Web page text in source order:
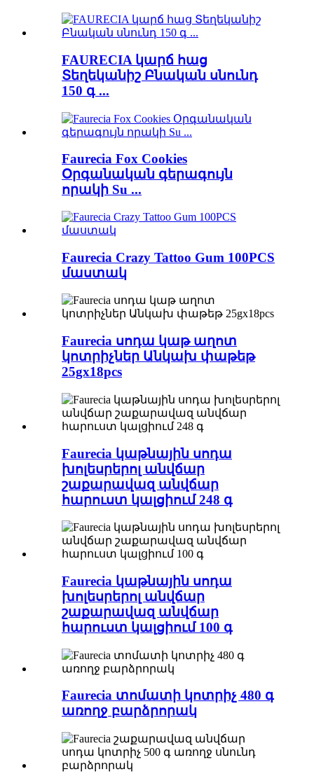
FAURECIA կարճ հաց
Տեղեկանիշ Բնական սնունդ
150 գ ...
Faurecia Fox Cookies
Օրգանական գերագույն
որակի Su ...
Faurecia Crazy Tattoo Gum 100PCS
մաստակ
Faurecia սոդա կաթ աղոտ
կոտրիչներ Անկախ փաթեթ
25gx18pcs
Faurecia կաթնային սոդա
խոլեսրերոլ անվճար
շաքարավազ անվճար
հարուստ կալցիում 248 գ
Faurecia կաթնային սոդա
խոլեսրերոլ անվճար
շաքարավազ անվճար
հարուստ կալցիում 100 գ
Faurecia տոմատի կոտրիչ 480 գ
առողջ բարձրորակ